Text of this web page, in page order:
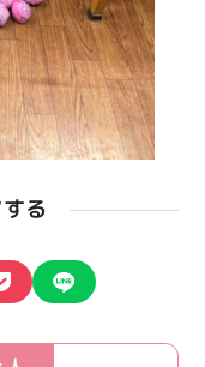
る
pocket